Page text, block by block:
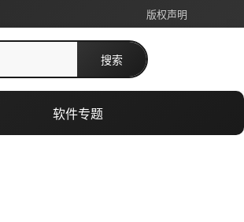
版权声明
搜索
软件专题